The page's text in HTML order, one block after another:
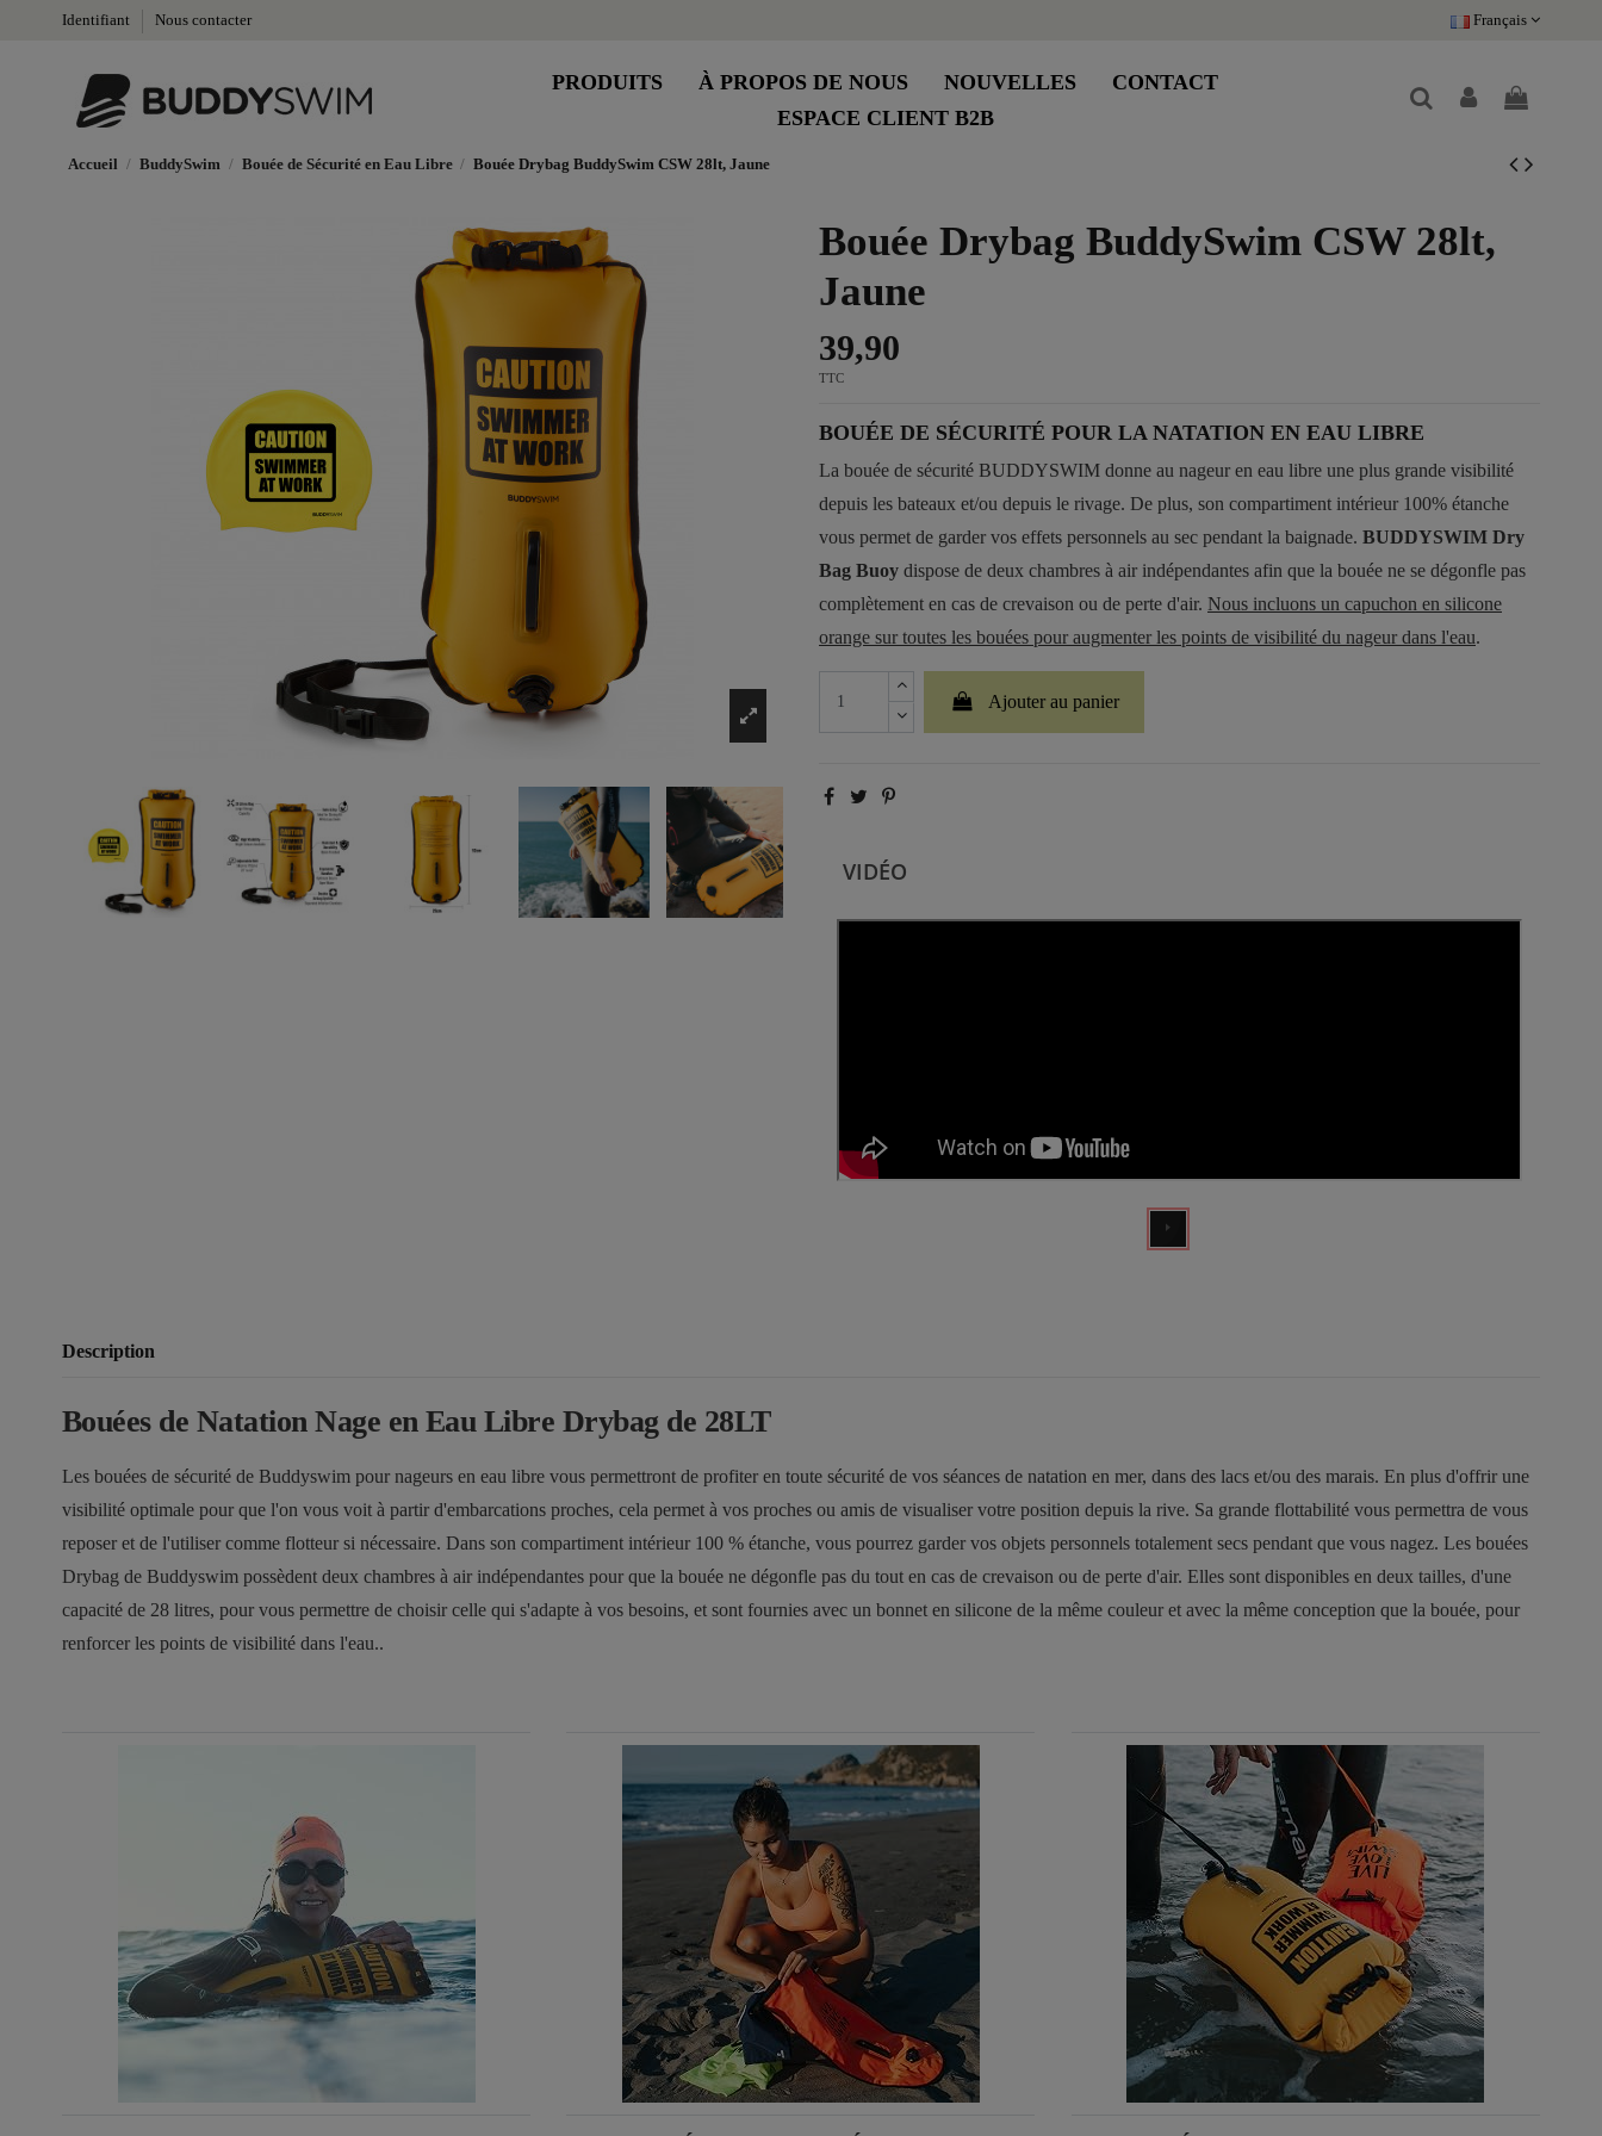
Identifiant Nous contacter Français
PRODUITS À PROPOS DE NOUS NOUVELLES
CONTACT
ESPACE CLIENT B2B
Accueil BuddySwim Bouée de Sécurité en Eau Libre Bouée Drybag BuddySwim CSW 28lt, Jaune
Bouée Drybag BuddySwim CSW 28lt,
Jaune
39,90
TTC
BOUÉE DE SÉCURITÉ POUR LA NATATION EN EAU LIBRE
La bouée de sécurité BUDDYSWIM donne au nageur en eau libre une plus grande visibilité
depuis les bateaux et/ou depuis le rivage. De plus, son compartiment intérieur 100% étanche
vous permet de garder vos effets personnels au sec pendant la baignade. BUDDYSWIM Dry
Bag Buoy dispose de deux chambres à air indépendantes afin que la bouée ne se dégonfle pas
complètement en cas de crevaison ou de perte d'air. Nous incluons un capuchon en silicone
orange sur toutes les bouées pour augmenter les points de visibilité du nageur dans l'eau.
Ajouter au panier
VIDÉO
Description
Bouées de Natation Nage en Eau Libre Drybag de 28LT
Les bouées de sécurité de Buddyswim pour nageurs en eau libre vous permettront de profiter en toute sécurité de vos séances de natation en mer, dans des lacs et/ou des marais. En plus d'offrir une
visibilité optimale pour que l'on vous voit à partir d'embarcations proches, cela permet à vos proches ou amis de visualiser votre position depuis la rive. Sa grande flottabilité vous permettra de vous
reposer et de l'utiliser comme flotteur si nécessaire. Dans son compartiment intérieur 100 % étanche, vous pourrez garder vos objets personnels totalement secs pendant que vous nagez. Les bouées
Drybag de Buddyswim possèdent deux chambres à air indépendantes pour que la bouée ne dégonfle pas du tout en cas de crevaison ou de perte d'air. Elles sont disponibles en deux tailles, d'une
capacité de 28 litres, pour vous permettre de choisir celle qui s'adapte à vos besoins, et sont fournies avec un bonnet en silicone de la même couleur et avec la même conception que la bouée, pour
renforcer les points de visibilité dans l'eau..